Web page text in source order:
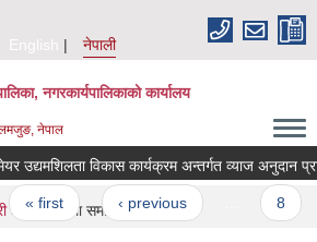
English
नेपाली
नगरकार्यपालिकाको कार्यालय
नेपाल
उद्यमशिलता विकास कार्यक्रम अन्तर्गत व्याज अनुदान
« first ‹ previous
» सूचना तथा समाचार